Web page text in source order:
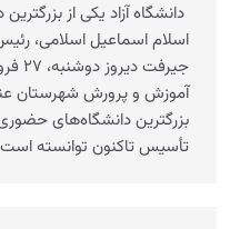
دانشگاه آزاد یکی از
اسلام اسماعیل اسلامی،
آموزش و پرورش شهرستان
بزرگترین دانشگاه‌های حضوری
تأسیس تاکنون توانسته است